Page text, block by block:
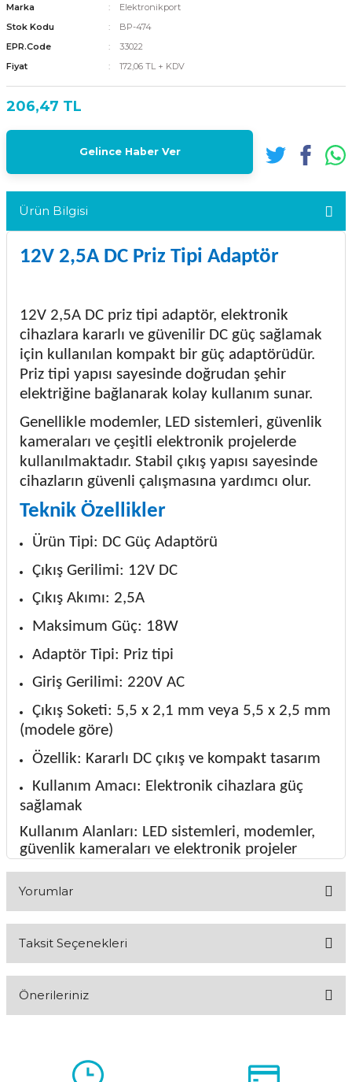
Marka
Elektronikport
Stok Kodu
BP-474
EPR.Code
33022
Fiyat
172,06 TL + KDV
206,47 TL
Gelince Haber Ver
Ürün Bilgisi
12V 2,5A DC Priz Tipi Adaptör
12V 2,5A DC priz tipi adaptör, elektronik
cihazlara kararlı ve güvenilir DC güç sağlamak
için kullanılan kompakt bir güç adaptörüdür.
Priz tipi yapısı sayesinde doğrudan şehir
elektriğine bağlanarak kolay kullanım sunar.
Genellikle modemler, LED sistemleri, güvenlik
kameraları ve çeşitli elektronik projelerde
kullanılmaktadır. Stabil çıkış yapısı sayesinde
cihazların güvenli çalışmasına yardımcı olur.
Teknik Özellikler
Ürün Tipi: DC Güç Adaptörü
Çıkış Gerilimi: 12V DC
Çıkış Akımı: 2,5A
Maksimum Güç: 18W
Adaptör Tipi: Priz tipi
Giriş Gerilimi: 220V AC
Çıkış Soketi: 5,5 x 2,1 mm veya 5,5 x 2,5 mm
(modele göre)
Özellik: Kararlı DC çıkış ve kompakt tasarım
Kullanım Amacı: Elektronik cihazlara güç
sağlamak
Kullanım Alanları: LED sistemleri, modemler,
güvenlik kameraları ve elektronik projeler
Yorumlar
Taksit Seçenekleri
Önerileriniz
kullanarak tarafımıza iletebilirsiniz.